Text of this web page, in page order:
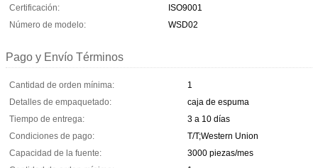
Certificación:
ISO9001
Número de modelo:
WSD02
Pago y Envío Términos
Cantidad de orden mínima:
1
Detalles de empaquetado:
caja de espuma
Tiempo de entrega:
3 a 10 días
Condiciones de pago:
T/T;Western Union
Capacidad de la fuente:
3000 piezas/mes